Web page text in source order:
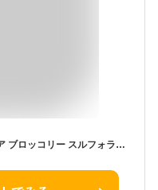
【ブランド累計170万袋突破】肝臓 ケア ブロッコリー スルフォラファン サプリメント スルフォラファイン 血中ALT値 を下げる 90粒 30日分 機能性表示食品 ブロッコリースプラウト 肝臓 ALT値 肝機能 二日酔い お酒 飲みすぎ ファイトケミカル 野菜不足